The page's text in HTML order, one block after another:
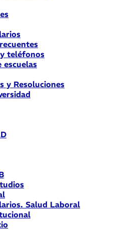
teléfonos
escuelas
y Resoluciones
Salud Laboral